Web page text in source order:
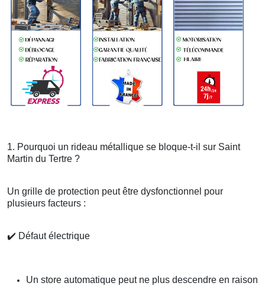
1. Pourquoi un rideau métallique se bloque-t-il sur Saint
Martin du Tertre ?
Un grille de protection peut être dysfonctionnel pour
plusieurs facteurs :
✔️ Défaut électrique
Un store automatique peut ne plus descendre en raison